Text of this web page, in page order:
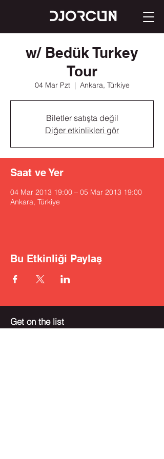
w/ Bedük Turkey
Tour
04 Mar Pzt
  |
Ankara, Türkiye
Biletler satışta değil
Diğer etkinlikleri gör
Saat ve Yer
04 Mar 2013 19:00 – 05 Mar 2013 19:00
Ankara, Türkiye
Bu Etkinliği Paylaş
Get on the list